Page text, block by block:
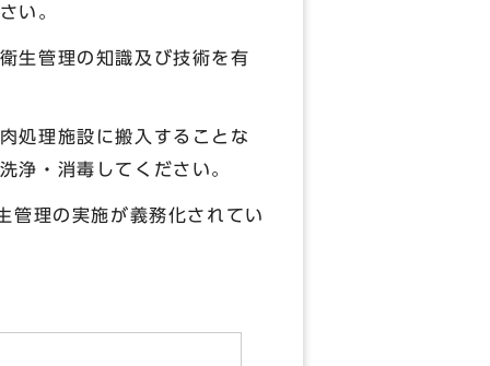
い。
生管理の知識及び技術を有
処理施設に搬入することな
浄・消毒してください。
理の実施が義務化されてい